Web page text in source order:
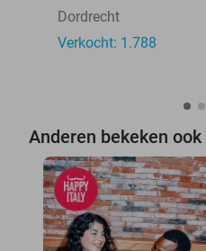
Dordrecht
Verkocht: 1.788
Anderen bekeken ook